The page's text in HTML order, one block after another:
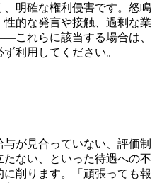
明確な権利侵害です。怒鳴
的な発言や接触、過剰な業
これらに該当する場合は、
利用してください。
が見合っていない、評価制
ない、といった待遇への不
削ります。「頑張っても報